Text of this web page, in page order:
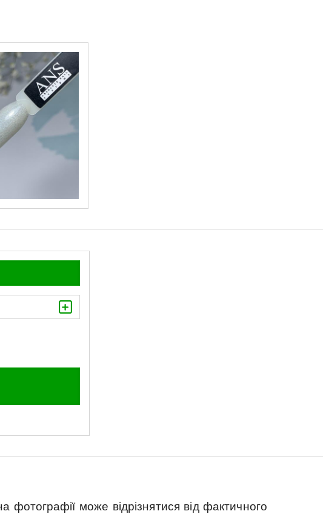
фотографії може відрізнятися від фактичного